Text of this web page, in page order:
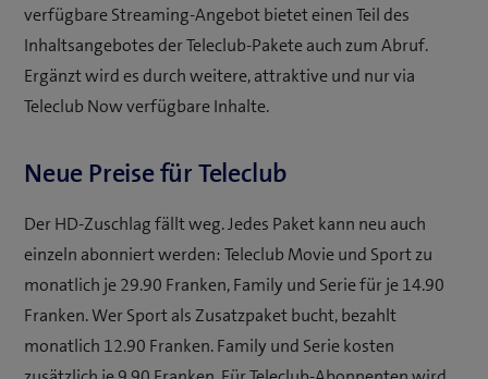
verfügbare Streaming-Angebot bietet einen Teil des
Inhaltsangebotes der Teleclub-Pakete auch zum Abruf.
Ergänzt wird es durch weitere, attraktive und nur via
Teleclub Now verfügbare Inhalte.
Neue Preise für Teleclub
Der HD-Zuschlag fällt weg. Jedes Paket kann neu auch
einzeln abonniert werden: Teleclub Movie und Sport zu
monatlich je 29.90 Franken, Family und Serie für je 14.90
Franken. Wer Sport als Zusatzpaket bucht, bezahlt
monatlich 12.90 Franken. Family und Serie kosten